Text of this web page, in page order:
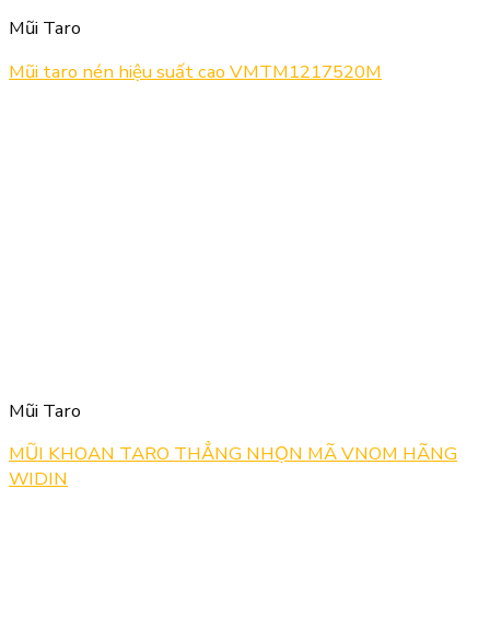
Mũi Taro
Mũi taro nén hiệu suất cao VMTM1217520M
Mũi Taro
MŨI KHOAN TARO THẲNG NHỌN MÃ VNOM HÃNG
WIDIN